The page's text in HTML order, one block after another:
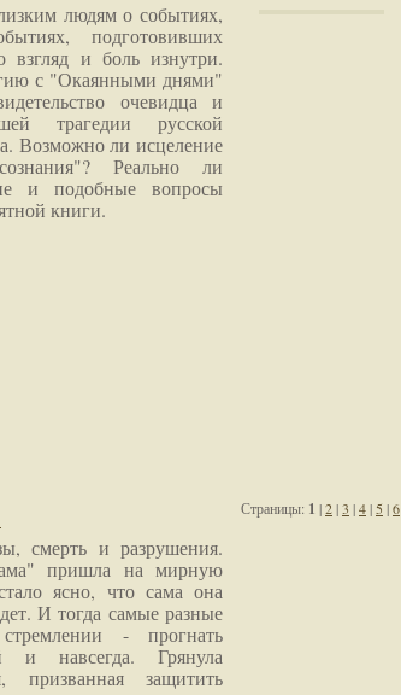
людям о событиях,
подготовивших
и боль изнутри.
с "Окаянными днями"
очевидца и
трагедии русской
Возможно ли исцеление
Реально ли
и подобные вопросы
книги.
смерть и разрушения.
пришла на мирную
ясно, что сама она
И тогда самые разные
- прогнать
и навсегда. Грянула
призванная защитить
Страницы: 1 |2|3 |4| 5 |6